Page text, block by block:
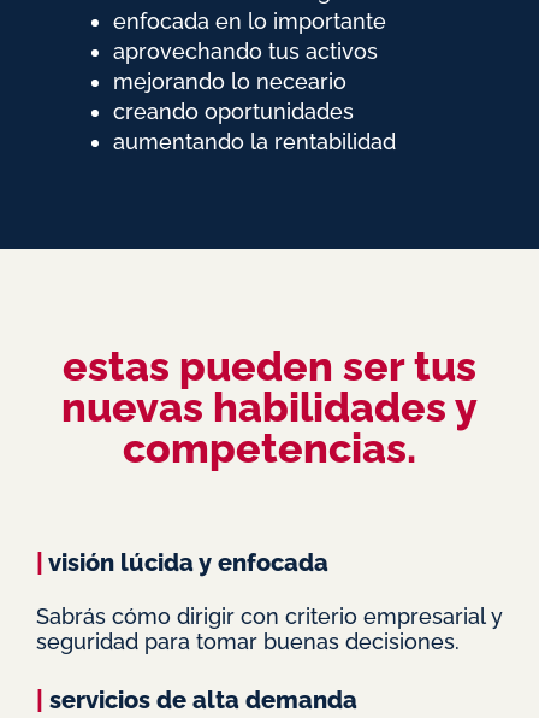
enfocada en lo importante
aprovechando tus activos
mejorando lo neceario
creando oportunidades
aumentando la rentabilidad
estas pueden ser tus
nuevas habilidades y
competencias.
visión lúcida y enfocada
Sabrás cómo dirigir con criterio empresarial y
seguridad para tomar buenas decisiones.
servicios de alta demanda